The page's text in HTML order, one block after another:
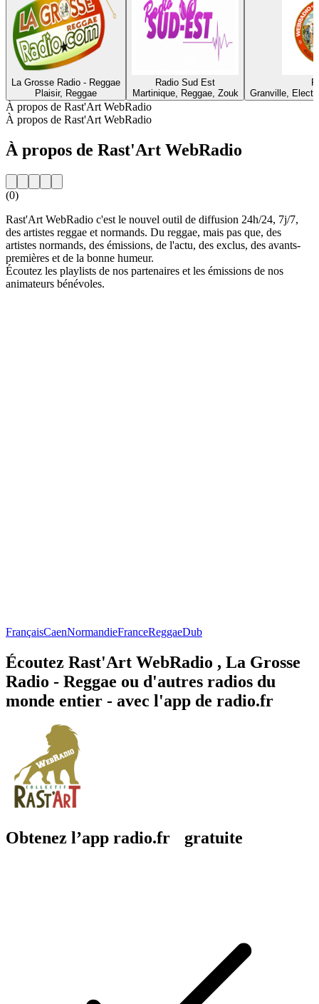
La Grosse Radio - Reggae
Plaisir, Reggae
Radio Sud Est
Martinique, Reggae, Zouk
Granville,
À propos de Rast'Art WebRadio
À propos de Rast'Art WebRadio
À propos de Rast'Art WebRadio
(0)
Rast'Art WebRadio c'est le nouvel outil de diffusion 24h/24, 7j/7,
des artistes reggae et normands. Du reggae, mais pas que, des
artistes normands, des émissions, de l'actu, des exclus, des avants-
premières et de la bonne humeur.
Écoutez les playlists de nos partenaires et les émissions de nos
animateurs bénévoles.
FrançaisCaenNormandieFranceReggaeDub
Écoutez Rast'Art WebRadio , La Grosse
Radio - Reggae ou d'autres radios du
monde entier - avec l'app de radio.fr
Obtenez l’app radio.fr gratuite